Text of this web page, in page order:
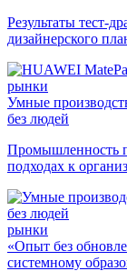
Результаты тест-
дизайнерского
рынки
Умные
без людей
Промышленность
подходах к
рынки
«Опыт без
системному